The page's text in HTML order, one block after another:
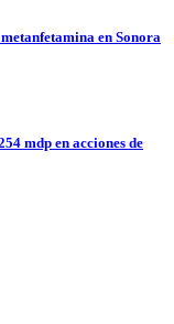
en Sonora
mdp en acciones de